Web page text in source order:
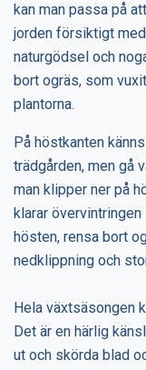
kan man passa på
jorden försiktigt med
naturgödsel och
bort ogräs, som
plantorna.
På höstkanten
trädgården, men gå
man klipper ner på
klarar
hösten, rensa bort
nedklippning och
Hela växtsäsongen
Det är en härlig
ut och skörda blad